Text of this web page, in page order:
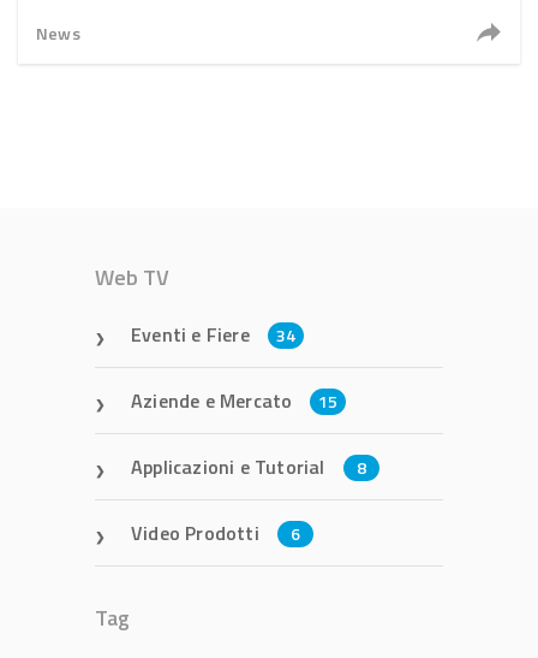
News
Web TV
Eventi e Fiere 34
Aziende e Mercato 15
Applicazioni e Tutorial 8
Video Prodotti 6
Tag